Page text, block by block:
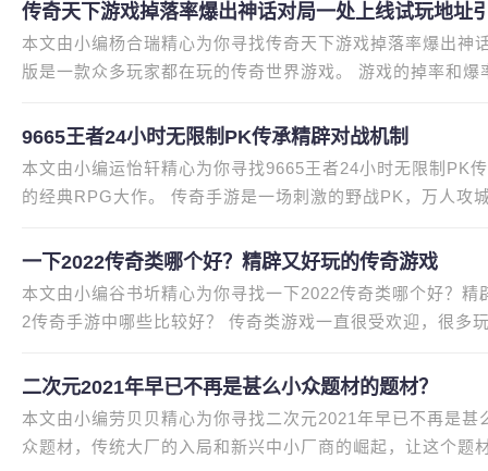
传奇天下游戏掉落率爆出神话对局一处上线试玩地址
本文由小编杨合瑞精心为你寻找传奇天下游戏掉落率爆出
版是一款众多玩家都在玩的传奇世界游戏。 游戏的掉率和
9665王者24小时无限制PK传承精辟对战机制
本文由小编运怡轩精心为你寻找9665王者24小时无限制PK
的经典RPG大作。 传奇手游是一场刺激的野战PK，万人攻
一下2022传奇类哪个好？精辟又好玩的传奇游戏
本文由小编谷书圻精心为你寻找一下2022传奇类哪个好？
2传奇手游中哪些比较好？ 传奇类游戏一直很受欢迎，很多
二次元2021年早已不再是甚么小众题材的题材？
本文由小编劳贝贝精心为你寻找二次元2021年早已不再是
众题材，传统大厂的入局和新兴中小厂商的崛起，让这个